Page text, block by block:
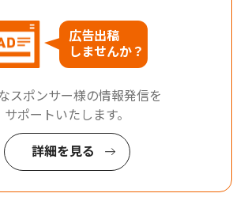
広告出稿
しませんか？
スポンサー様の情報発信を
サポートいたします。
詳細を見る